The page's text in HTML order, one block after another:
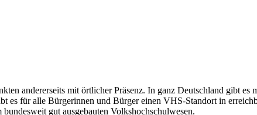
andererseits mit örtlicher Präsenz. In ganz Deutschland gibt
für alle Bürgerinnen und Bürger einen VHS-Standort in
gut ausgebauten Volkshochschulwesen.